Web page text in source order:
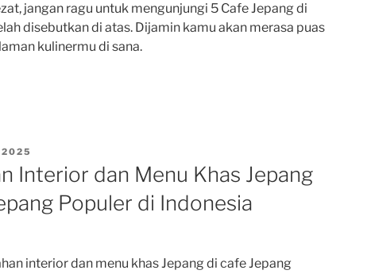
jangan ragu untuk mengunjungi 5 Cafe Jepang di
disebutkan di atas. Dijamin kamu akan merasa puas
kulinermu di sana.
2025
Interior dan Menu Khas Jepang
Populer di Indonesia
interior dan menu khas Jepang di cafe Jepang